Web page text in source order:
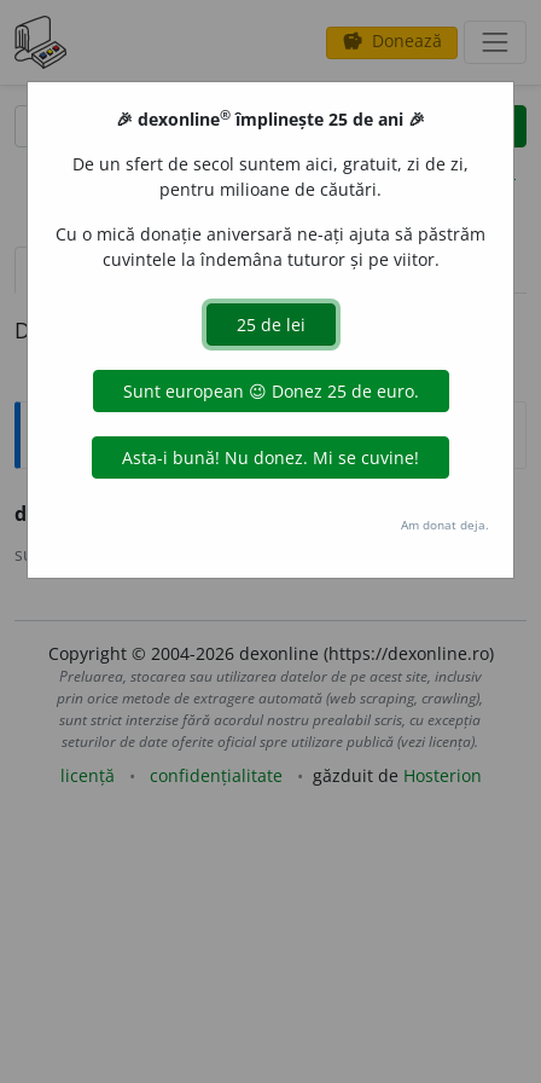
savings Donează
clear
opțiuni
definiții (1) pronunțievolume_up (34)
Definiția cu ID-ul 1133265:
Ortografice DOOM
desemna
sursa:
Copyright © 2004-2026 dexonline (https://dexonline.ro)
Preluarea, stocarea sau utilizarea datelor de pe acest site, inclusiv
prin orice metode de extragere automată (web scraping, crawling),
sunt strict interzise fără acordul nostru prealabil scris, cu excepția
seturilor de date oferite oficial spre utilizare publică (vezi licența).
licență confidențialitate găzduit de Hosterion
🎉 dexonline® împlinește 25 de ani 🎉
De un sfert de secol suntem aici, gratuit, zi de zi,
pentru milioane de căutări.
Cu o mică donație aniversară ne-ați ajuta să păstrăm
cuvintele la îndemâna tuturor și pe viitor.
Am donat deja.